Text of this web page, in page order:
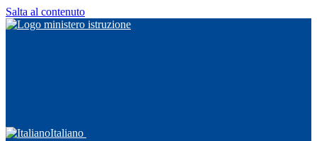
Salta al contenuto
Italiano